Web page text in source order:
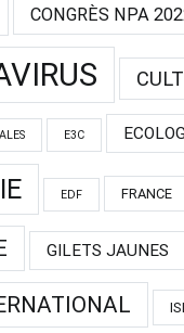
CONGRÈS NPA
E3C
EDF FRANCE
GILETS JAUNES